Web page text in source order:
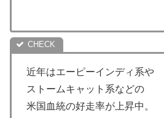
近年はエーピーインディ系や
ストームキャット系などの
米国血統の好走率が上昇中。